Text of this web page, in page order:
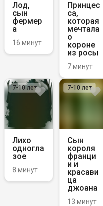
Лод,
сын
фермер
а
16 минут
Принцес
са,
которая
мечтала
о
короне
из росы
7 минут
Лихо
одногла
зое
8 минут
7-10 лет
Сын
короля
франци
и и
красави
ца
джоана
13 минут
7-10 лет